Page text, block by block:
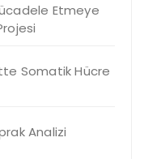
Etmeye
Somatik Hücre
Analizi